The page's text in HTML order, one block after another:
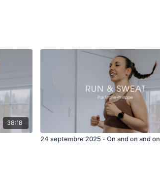
38:18
24 septembre 2025 - On and on and on